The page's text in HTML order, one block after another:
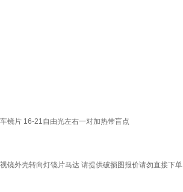
镜片 16-21自由光左右一对加热带盲点
镜外壳转向灯镜片马达 请提供破损图报价请勿直接下单